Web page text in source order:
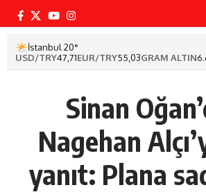
İstanbul 20°
USD/TRY47,71EUR/TRY55,03GRAM ALTIN
Sinan
Nagehan
yanıt: Plana